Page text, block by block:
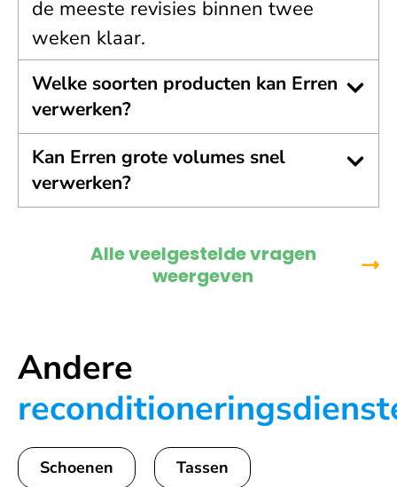
de meeste revisies binnen twee
weken klaar.
Welke soorten producten kan Erren
verwerken?
Kan Erren grote volumes snel
verwerken?
Alle veelgestelde vragen
weergeven
Andere
Schoenen Tassen